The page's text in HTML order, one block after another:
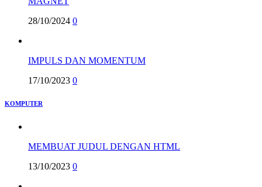
28/10/2024 0
IMPULS DAN MOMENTUM
17/10/2023 0
KOMPUTER
MEMBUAT JUDUL DENGAN HTML
13/10/2023 0